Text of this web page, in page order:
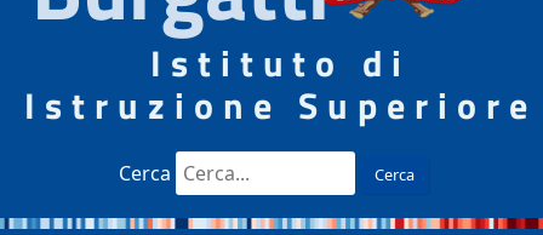
Istituto di
Istruzione Superiore
Cerca Cerca